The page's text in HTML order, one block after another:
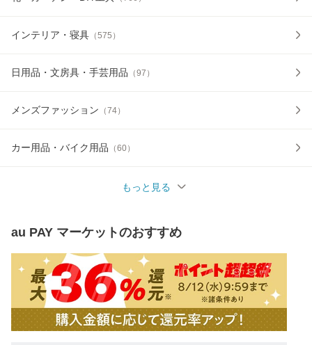
インテリア・寝具 （575 ）
日用品・文房具・手芸用品 （97 ）
メンズファッション （74）
カー用品・バイク用品 （60）
もっと見る
au PAY マーケットのおすすめ